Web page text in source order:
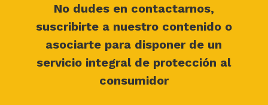
No dudes en contactarnos,
suscribirte a nuestro contenido o
asociarte para disponer de un
servicio integral de protección al
consumidor